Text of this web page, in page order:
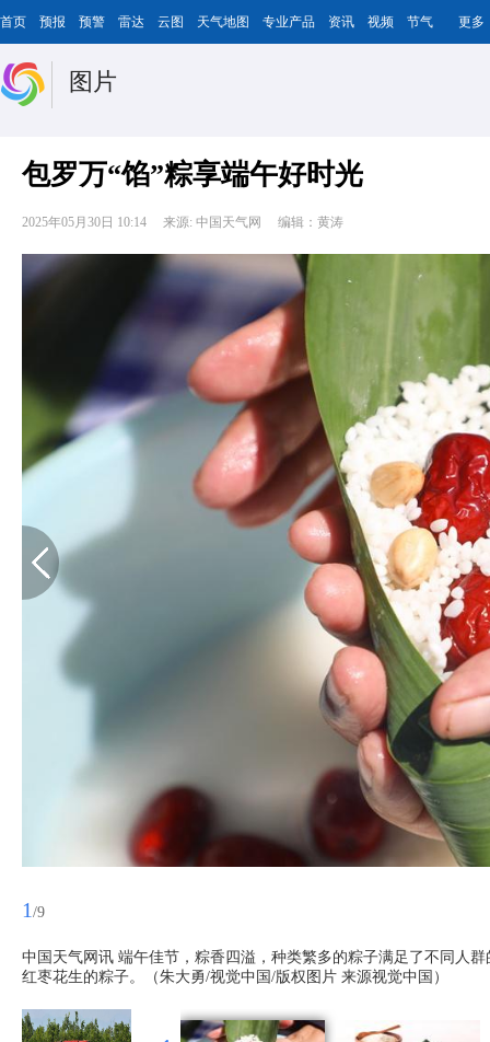
首页 预报 预警 雷达 云图 天气地图 专业产品 资讯 视频 节气 更多
图片
包罗万“馅”粽享端午好时光
2025年05月30日 10:14 来源: 中国天气网 编辑：黄涛
1 /9
中国天气网讯 端午佳节，粽香四溢，种类繁多的粽子满足了不同人
红枣花生的粽子。（朱大勇/视觉中国/版权图片 来源视觉中国）